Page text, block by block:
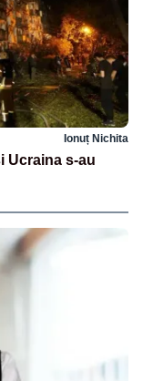
Ionuț Nichita
Ucraina s-au